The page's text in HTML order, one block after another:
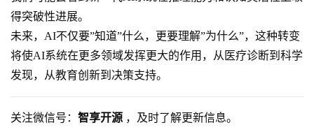
得突破性进展。
未来，AI不仅要”知道”什么，更要理解”为什么”，这种转变
将使AI系统在更多领域发挥更大的作用，从医疗诊断到科学
发现，从教育创新到决策支持。
关注微信号： 智享开源 ，及时了解更新信息。